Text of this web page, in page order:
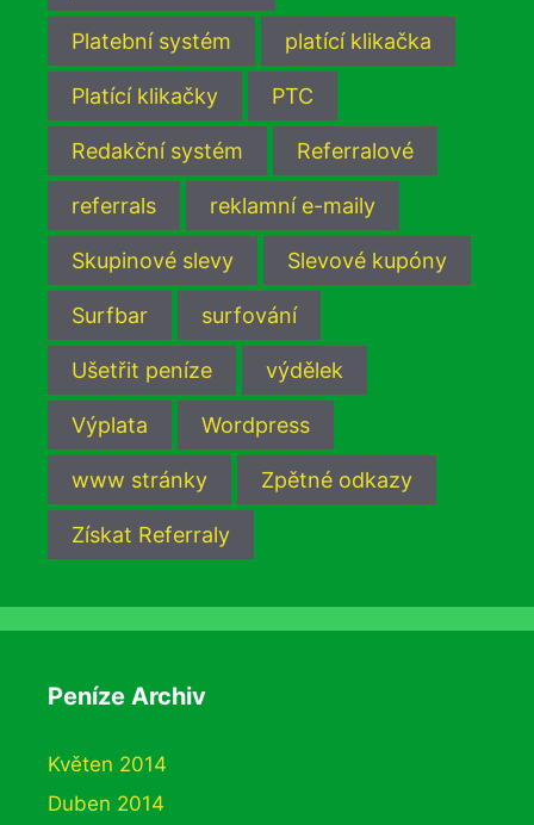
Platební systém platící klikačka
Platící klikačky PTC
Redakční systém Referralové
referrals reklamní e-maily
Skupinové slevy Slevové kupóny
Surfbar surfování
Ušetřit peníze výdělek
Výplata Wordpress
www stránky Zpětné odkazy
Získat Referraly
Peníze Archiv
Květen 2014
Duben 2014